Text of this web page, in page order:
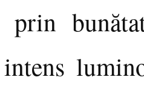
prin